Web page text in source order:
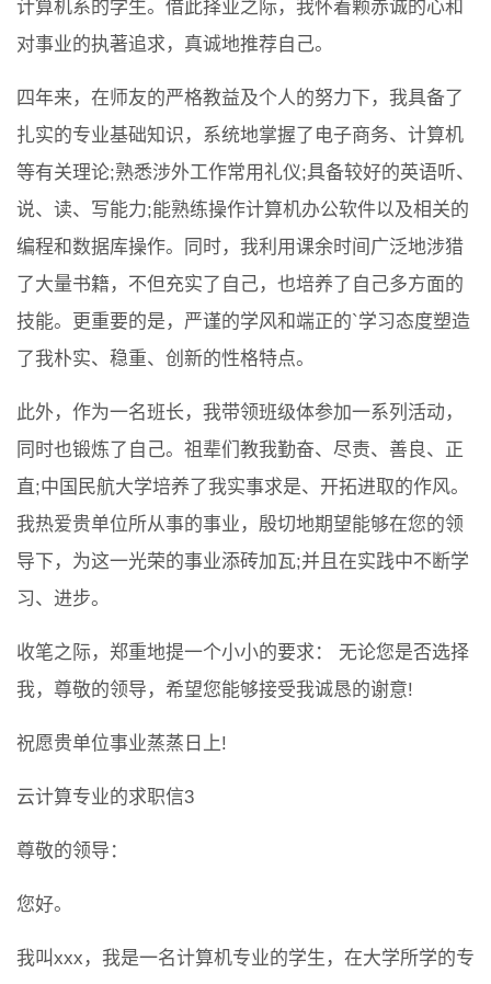
计算机系的学生。借此择业之际，我怀着颗赤诚的心和
对事业的执著追求，真诚地推荐自己。
四年来，在师友的严格教益及个人的努力下，我具备了
扎实的专业基础知识，系统地掌握了电子商务、计算机
等有关理论;熟悉涉外工作常用礼仪;具备较好的英语听、
说、读、写能力;能熟练操作计算机办公软件以及相关的
编程和数据库操作。同时，我利用课余时间广泛地涉猎
了大量书籍，不但充实了自己，也培养了自己多方面的
技能。更重要的是，严谨的学风和端正的`学习态度塑造
了我朴实、稳重、创新的性格特点。
此外，作为一名班长，我带领班级体参加一系列活动，
同时也锻炼了自己。祖辈们教我勤奋、尽责、善良、正
直;中国民航大学培养了我实事求是、开拓进取的作风。
我热爱贵单位所从事的事业，殷切地期望能够在您的领
导下，为这一光荣的事业添砖加瓦;并且在实践中不断学
习、进步。
收笔之际，郑重地提一个小小的要求： 无论您是否选择
我，尊敬的领导，希望您能够接受我诚恳的谢意!
祝愿贵单位事业蒸蒸日上!
云计算专业的求职信3
尊敬的领导：
您好。
我叫xxx，我是一名计算机专业的学生，在大学所学的专